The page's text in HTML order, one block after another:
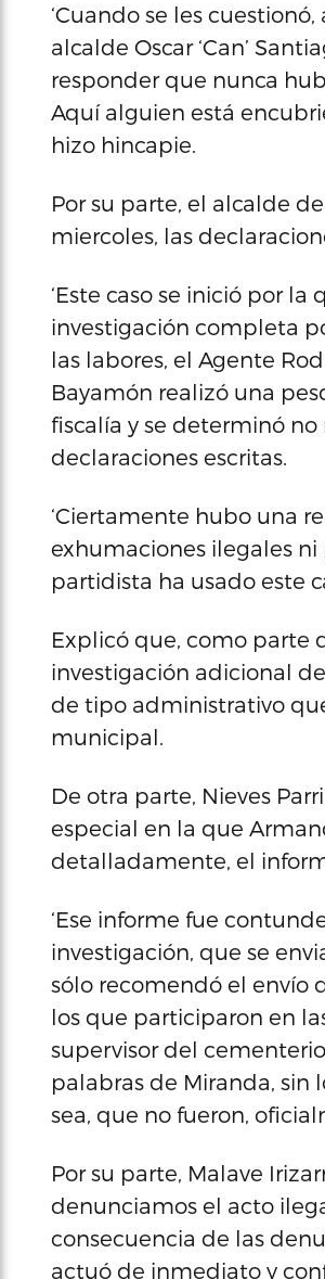
‘Cuando se les
alcalde Oscar ‘Can’
responder que nunca
Aquí alguien está
hizo hincapie.
Por su parte, el alcalde
miercoles, las
‘Este caso se inició por
investigación completa
las labores, el Agente
Bayamón realizó una
fiscalía y se determinó no
declaraciones escritas.
‘Ciertamente hubo una
exhumaciones ilegales
partidista ha usado este
Explicó que, como parte
investigación adicional
de tipo administrativo
municipal.
De otra parte, Nieves
especial en la que
detalladamente, el
‘Ese informe fue
investigación, que se
sólo recomendó el envío
los que participaron en
supervisor del
palabras de Miranda, sin
sea, que no fueron,
Por su parte, Malave
denunciamos el acto
consecuencia de las
actuó de inmediato y